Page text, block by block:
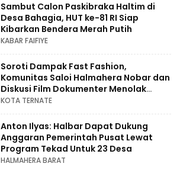
Sambut Calon Paskibraka Haltim di
Desa Bahagia, HUT ke-81 RI Siap
Kibarkan Bendera Merah Putih
KABAR FAIFIYE
Soroti Dampak Fast Fashion,
Komunitas Saloi Halmahera Nobar dan
Diskusi Film Dokumenter Menolak
Punah
KOTA TERNATE
Anton Ilyas: Halbar Dapat Dukung
Anggaran Pemerintah Pusat Lewat
Program Tekad Untuk 23 Desa
HALMAHERA BARAT